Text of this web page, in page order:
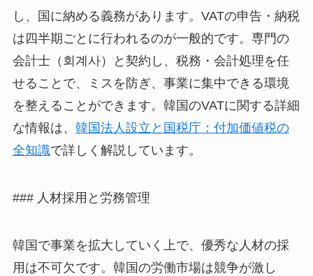
し、国に納める義務があります。VATの申告・納税
は四半期ごとに行われるのが一般的です。専門の
会計士（회계사）と契約し、税務・会計処理を任
せることで、ミスを防ぎ、事業に集中できる環境
を整えることができます。韓国のVATに関する詳細
な情報は、 韓国法人設立と国税庁：付加価値税の
全知識で詳しく解説しています。
### 人材採用と労務管理
韓国で事業を拡大していく上で、優秀な人材の採
用は不可欠です。韓国の労働市場は競争が激し